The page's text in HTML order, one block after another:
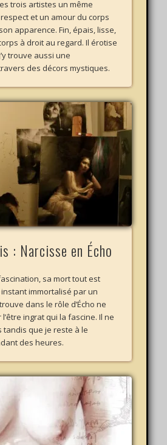
trois artistes un même
et un amour du corps
apparence. Fin, épais, lisse,
à droit au regard. Il érotise
trouve aussi une
des décors mystiques.
: Narcisse en Écho
sa mort tout est
immortalisé par un
dans le rôle d’Écho ne
ingrat qui la fascine. Il ne
tandis que je reste à le
des heures.